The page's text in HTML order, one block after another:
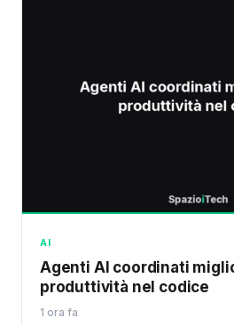
AI
Agenti AI coordinati
produttività nel codice
1 ora fa